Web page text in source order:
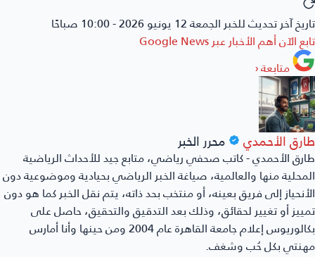
تاريخ آخر تحديث للخبرالجمعة 12 يونيو 2026 - 10:00 صباحًا
تابع الآن أهم الأخبار عبرGoogle News
متابعة‹
طارق الأحمدي محرر الخبر
طارق الأحمدي - كاتب صحفي رياضي، متابع جيد للأحداث الرياضية
المحلية منها والعالمية، صياغة الخبر الرياضي بحيادية وموضوعية دون
الأنحياز إلى فريق بعينه، أو منتخب بحد ذاته، يتم نقل الخبر كما هو دون
تمييز أو تغيير لحقائق، وذلك بعد التدقيق والتحقيق، حاصل على
بكالوريوس إعلام جامعة القاهرة عام 2004 ومن حينها وأنا أمارس
مهنتي بكل حُب وشغف.